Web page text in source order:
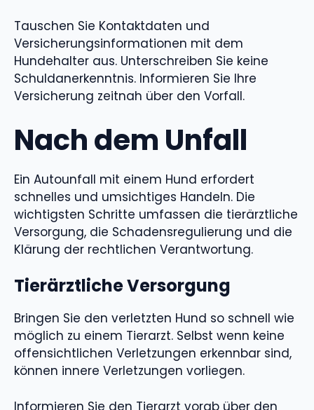
Tauschen Sie Kontaktdaten und
Versicherungsinformationen mit dem
Hundehalter aus. Unterschreiben Sie keine
Schuldanerkenntnis. Informieren Sie Ihre
Versicherung zeitnah über den Vorfall.
Nach dem Unfall
Ein Autounfall mit einem Hund erfordert
schnelles und umsichtiges Handeln. Die
wichtigsten Schritte umfassen die tierärztliche
Versorgung, die Schadensregulierung und die
Klärung der rechtlichen Verantwortung.
Tierärztliche Versorgung
Bringen Sie den verletzten Hund so schnell wie
möglich zu einem Tierarzt. Selbst wenn keine
offensichtlichen Verletzungen erkennbar sind,
können innere Verletzungen vorliegen.
Informieren Sie den Tierarzt vorab über den